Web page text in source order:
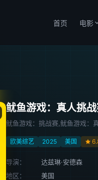
首页 电影
鱿鱼游戏：真人挑
鱿鱼游戏：挑战赛,鱿鱼游戏：
欧美综艺 2025 美国
导演： 达兹琳·安德森
地区：
美国